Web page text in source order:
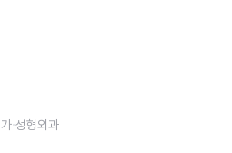
성형외과